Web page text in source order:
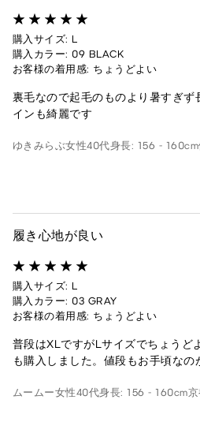
購入サイズ: L
購入カラー: 09 BLACK
お客様の着用感: ちょうどよい
裏毛なので起毛のものより暑すぎず
インも綺麗です
ゆきみらぶ女性40代身長: 156 - 160cm
履き心地が良い
購入サイズ: L
購入カラー: 03 GRAY
お客様の着用感: ちょうどよい
普段はXLですがLサイズでちょうど
も購入しました。値段もお手頃なの
ムームー女性40代身長: 156 - 160cm